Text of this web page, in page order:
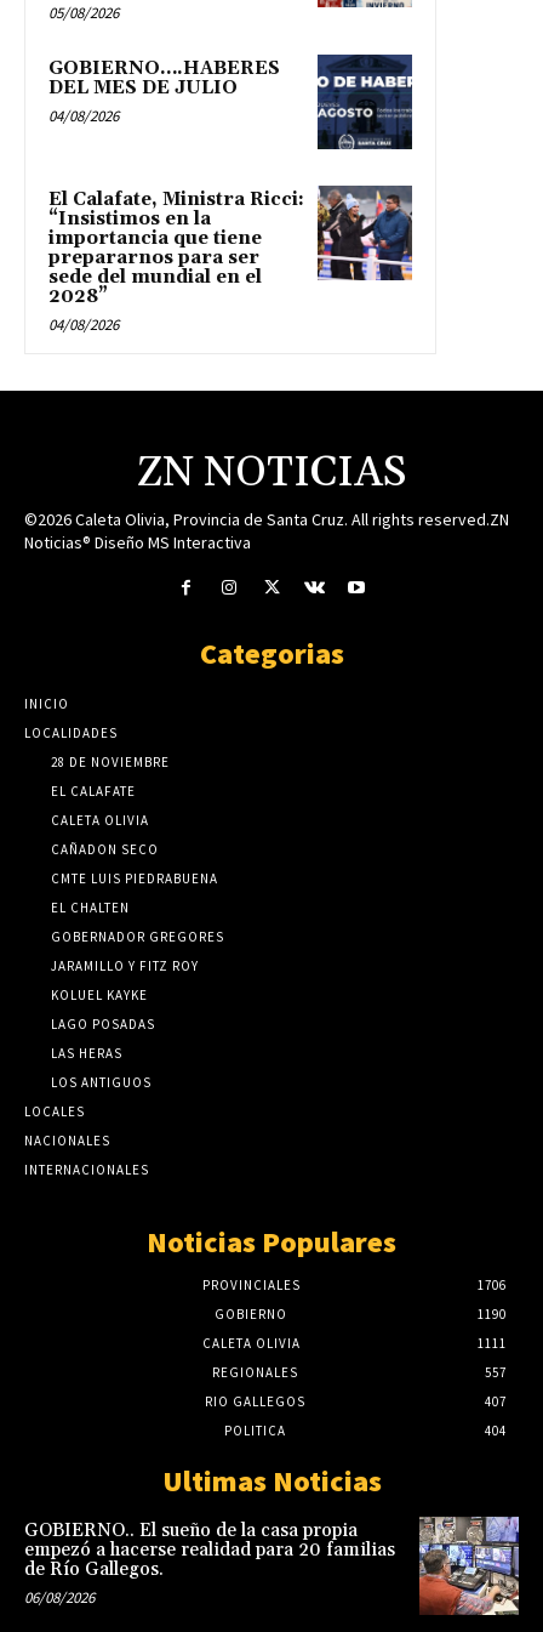
05/08/2026
GOBIERNO….HABERES
DEL MES DE JULIO
04/08/2026
El Calafate, Ministra Ricci:
“Insistimos en la
importancia que tiene
prepararnos para ser
sede del mundial en el
2028”
04/08/2026
ZN NOTICIAS
©2026 Caleta Olivia, Provincia de Santa Cruz. All rights reserved.ZN
Noticias® Diseño MS Interactiva
Categorias
INICIO
LOCALIDADES
28 DE NOVIEMBRE
EL CALAFATE
CALETA OLIVIA
CAÑADON SECO
CMTE LUIS PIEDRABUENA
EL CHALTEN
GOBERNADOR GREGORES
JARAMILLO Y FITZ ROY
KOLUEL KAYKE
LAGO POSADAS
LAS HERAS
LOS ANTIGUOS
LOCALES
NACIONALES
INTERNACIONALES
Noticias Populares
PROVINCIALES
1706
GOBIERNO
1190
CALETA OLIVIA
1111
REGIONALES
557
RIO GALLEGOS
407
POLITICA
404
Ultimas Noticias
GOBIERNO.. El sueño de la casa propia
empezó a hacerse realidad para 20 familias
de Río Gallegos.
06/08/2026